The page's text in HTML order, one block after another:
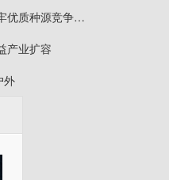
年内4万套法国种鸡落地：益生股份以健康管控筑牢优质种源竞争壁垒
产业扩容
外